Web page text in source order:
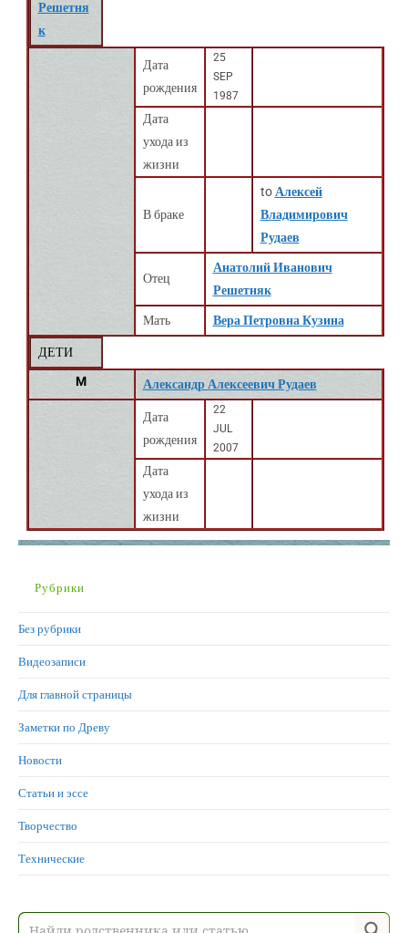
Решетня
к
Дата
рождения
25
SEP
1987
Дата
ухода из
жизни
В браке
to Алексей
Владимирович
Рудаев
Отец
Анатолий Иванович
Решетняк
Мать Вера Петровна Кузина
ДЕТИ
M
Александр Алексеевич Рудаев
Дата
рождения
22
JUL
2007
Дата
ухода из
жизни
Рубрики
Без рубрики
Видеозаписи
Для главной страницы
Заметки по Древу
Новости
Статьи и эссе
Творчество
Технические